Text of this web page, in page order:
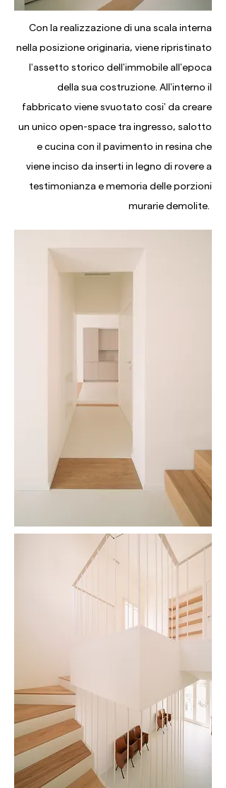
Con la realizzazione di una scala interna
nella posizione originaria, viene ripristinato
l'assetto storico dell'immobile all'epoca
della sua costruzione. All'interno il
fabbricato viene svuotato cosi' da creare
un unico open-space tra ingresso, salotto
e cucina con il pavimento in resina che
viene inciso da inserti in legno di rovere a
testimonianza e memoria delle porzioni
murarie demolite.